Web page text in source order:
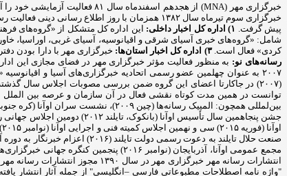
پیش گرفت. ۱) اداره کل اخبار داخلی: این اداره کل متشکل از «گروه‌های
شامل: «گروه‌های خبری آسیای شرقی و اقیانوسیه، آسیای غربی، اوراسیا،
کردی» فعال است.۳) اداره کل اخبار استان‌ها: خبرگزاری مهر با دارا بودن دفتر خبری در تمامی استان‌ها، اخبار
رسانه‌های نو:
انتشارات رسانه مهر